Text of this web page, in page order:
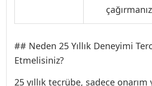
## Neden 25 Yıllık Deneyimi
Etmelisiniz?
25 yıllık tecrübe, sadece onarım